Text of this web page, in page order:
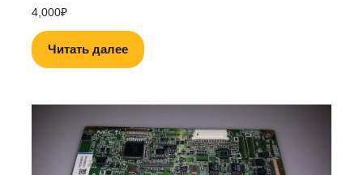
4,000₽
Читать далее